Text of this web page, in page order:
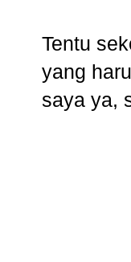
Tentu
yang
saya ya,